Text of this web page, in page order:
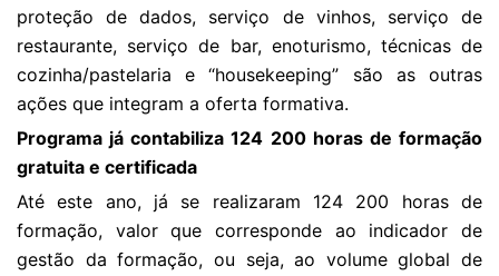
proteção de dados, serviço de vinhos, serviço de
restaurante, serviço de bar, enoturismo, técnicas de
cozinha/pastelaria e “housekeeping” são as outras
ações que integram a oferta formativa.
Programa já contabiliza 124 200 horas de formação
gratuita e certificada
Até este ano, já se realizaram 124 200 horas de
formação, valor que corresponde ao indicador de
gestão da formação, ou seja, ao volume global de